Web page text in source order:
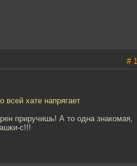
#
хате напрягает
приручишь! А то одна знакомая,
с!!!